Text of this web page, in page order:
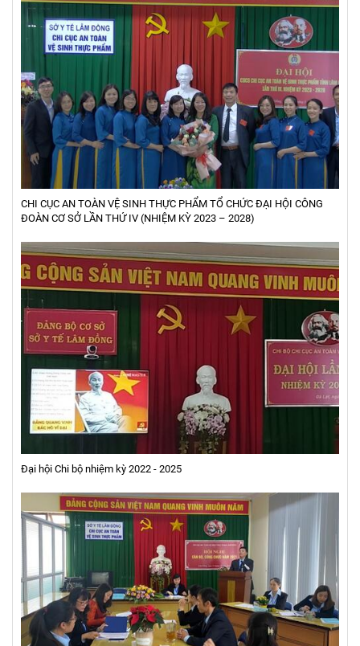
CHI CỤC AN TOÀN VỆ SINH THỰC PHẨM TỔ CHỨC ĐẠI HỘI CÔNG
ĐOÀN CƠ SỞ LẦN THỨ IV (NHIỆM KỲ 2023 – 2028)
Đại hội Chi bộ nhiệm kỳ 2022 - 2025